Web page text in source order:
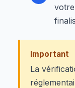
Important
La